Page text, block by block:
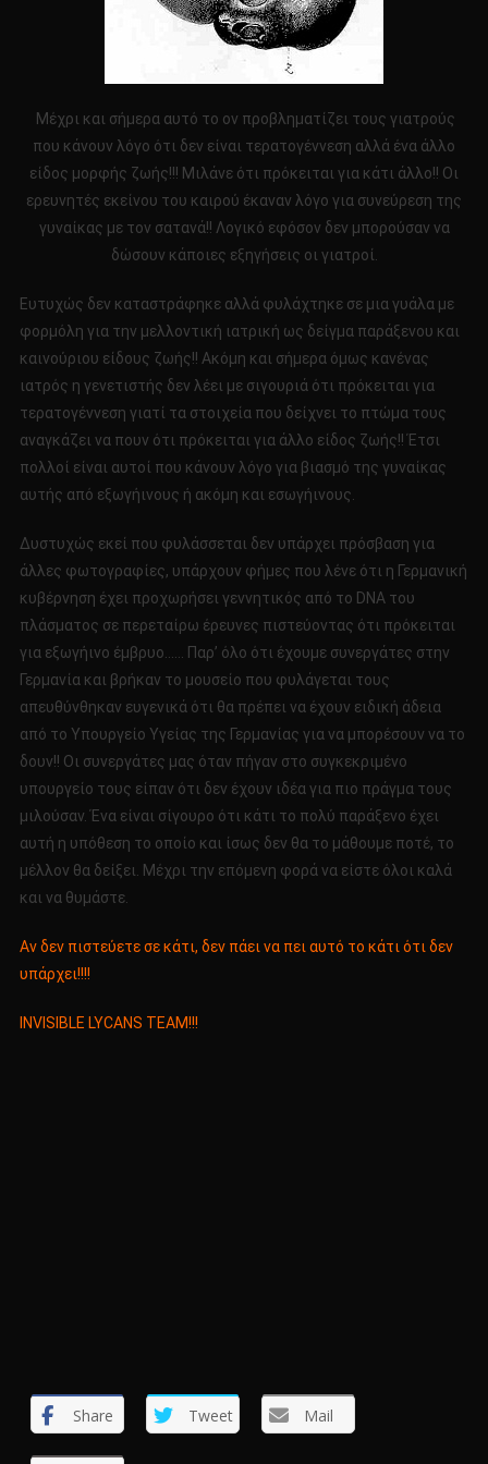
Μέχρι και σήμερα αυτό το ον προβληματίζει τους γιατρούς
που κάνουν λόγο ότι δεν είναι τερατογέννεση αλλά ένα άλλο
είδος μορφής ζωής!!! Μιλάνε ότι πρόκειται για κάτι άλλο!! Οι
ερευνητές εκείνου του καιρού έκαναν λόγο για συνεύρεση της
γυναίκας με τον σατανά!! Λογικό εφόσον δεν μπορούσαν να
δώσουν κάποιες εξηγήσεις οι γιατροί.
Ευτυχώς δεν καταστράφηκε αλλά φυλάχτηκε σε μια γυάλα με
φορμόλη για την μελλοντική ιατρική ως δείγμα παράξενου και
καινούριου είδους ζωής!! Ακόμη και σήμερα όμως κανένας
ιατρός η γενετιστής δεν λέει με σιγουριά ότι πρόκειται για
τερατογέννεση γιατί τα στοιχεία που δείχνει το πτώμα τους
αναγκάζει να πουν ότι πρόκειται για άλλο είδος ζωής!! Έτσι
πολλοί είναι αυτοί που κάνουν λόγο για βιασμό της γυναίκας
αυτής από εξωγήινους ή ακόμη και εσωγήινους.
Δυστυχώς εκεί που φυλάσσεται δεν υπάρχει πρόσβαση για
άλλες φωτογραφίες, υπάρχουν φήμες που λένε ότι η Γερμανική
κυβέρνηση έχει προχωρήσει γεννητικός από το DNA του
πλάσματος σε περεταίρω έρευνες πιστεύοντας ότι πρόκειται
για εξωγήινο έμβρυο…… Παρ’ όλο ότι έχουμε συνεργάτες στην
Γερμανία και βρήκαν το μουσείο που φυλάγεται τους
απευθύνθηκαν ευγενικά ότι θα πρέπει να έχουν ειδική άδεια
από το Υπουργείο Υγείας της Γερμανίας για να μπορέσουν να το
δουν!! Οι συνεργάτες μας όταν πήγαν στο συγκεκριμένο
υπουργείο τους είπαν ότι δεν έχουν ιδέα για πιο πράγμα τους
μιλούσαν. Ένα είναι σίγουρο ότι κάτι το πολύ παράξενο έχει
αυτή η υπόθεση το οποίο και ίσως δεν θα το μάθουμε ποτέ, το
μέλλον θα δείξει. Μέχρι την επόμενη φορά να είστε όλοι καλά
και να θυμάστε.
Αν δεν πιστεύετε σε κάτι, δεν πάει να πει αυτό το κάτι ότι δεν
υπάρχει!!!!
INVISIBLE LYCANS TEAM!!!
Share Tweet Mail